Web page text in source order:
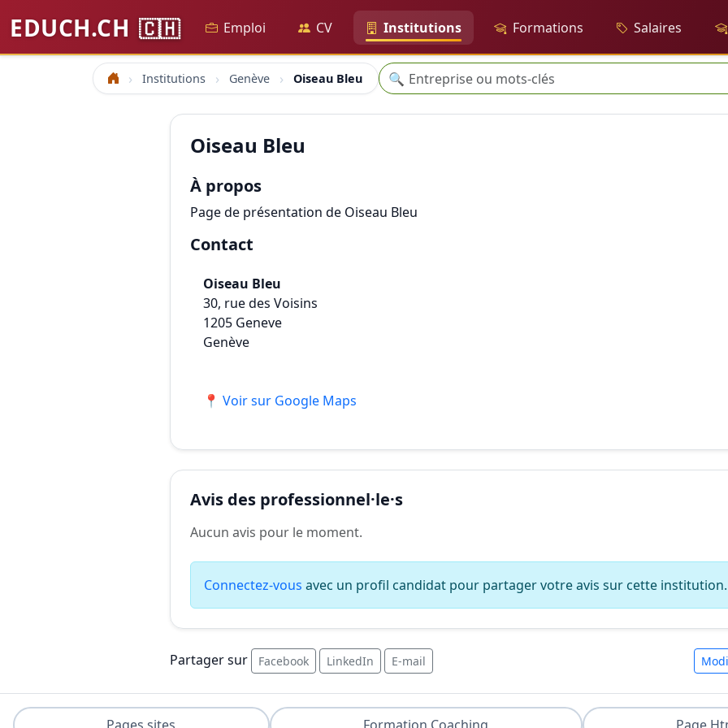
EDUCH.CH 🇨🇭 Emploi CV Institutions Formations Salaires
Accueil Institutions Genève Oiseau Bleu Recherche
🔍
Oiseau Bleu
À propos
Page de présentation de Oiseau Bleu
Contact
Oiseau Bleu
30, rue des Voisins
1205 Geneve
Genève
📍 Voir sur Google Maps
Avis des professionnel·le·s
Aucun avis pour le moment.
Connectez-vous avec un profil candidat pour partager votre avis sur cette institution.
Partager sur Facebook LinkedIn E-mail